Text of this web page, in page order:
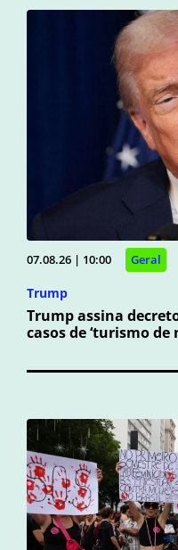
07.08.26 | 10:00 Geral
Trump
Trump assina
casos de ‘turismo de